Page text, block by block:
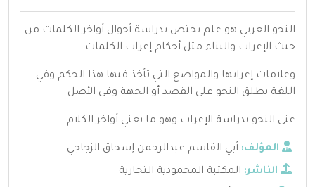
النحو العربي هو علم يختص بدراسة أحوال أواخر الكلمات من
حيث الإعراب والبناء مثل أحكام إعراب الكلمات
وعلامات إعرابها والمواضع التي تأخذ فيها هذا الحكم وفي
اللغة يطلق النحو على القصد أو الجهة وفي الأصل
عنى النحو بدراسة الإعراب وهو ما يعني أواخر الكلام
المؤلف: أبي القاسم عبدالرحمن إسحاق الزجاجي
الناشر: المكتبة المحمودية التجارية